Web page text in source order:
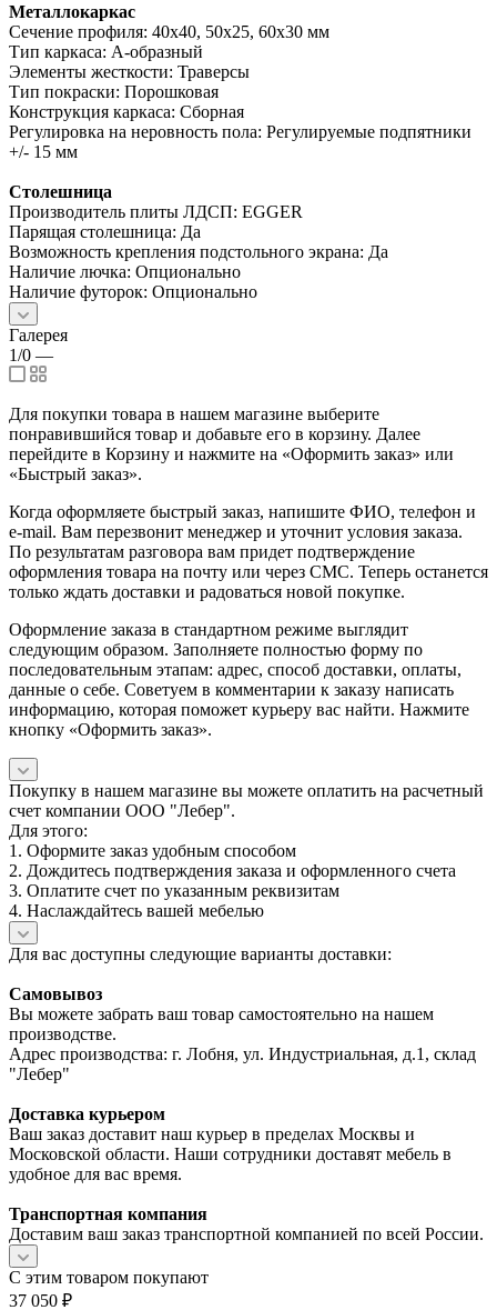
Металлокаркас
Сечение профиля: 40х40, 50х25, 60х30 мм
Тип каркаса: А-образный
Элементы жесткости: Траверсы
Тип покраски: Порошковая
Конструкция каркаса: Сборная
Регулировка на неровность пола: Регулируемые подпятники
+/- 15 мм
Столешница
Производитель плиты ЛДСП: EGGER
Парящая столешница: Да
Возможность крепления подстольного экрана: Да
Наличие лючка: Опционально
Наличие футорок: Опционально
Галерея
1/0 —
Для покупки товара в нашем магазине выберите
понравившийся товар и добавьте его в корзину. Далее
перейдите в Корзину и нажмите на «Оформить заказ» или
«Быстрый заказ».
Когда оформляете быстрый заказ, напишите ФИО, телефон и
e-mail. Вам перезвонит менеджер и уточнит условия заказа.
По результатам разговора вам придет подтверждение
оформления товара на почту или через СМС. Теперь останется
только ждать доставки и радоваться новой покупке.
Оформление заказа в стандартном режиме выглядит
следующим образом. Заполняете полностью форму по
последовательным этапам: адрес, способ доставки, оплаты,
данные о себе. Советуем в комментарии к заказу написать
информацию, которая поможет курьеру вас найти. Нажмите
кнопку «Оформить заказ».
Покупку в нашем магазине вы можете оплатить на расчетный
счет компании ООО "Лебер".
Для этого:
1. Оформите заказ удобным способом
2. Дождитесь подтверждения заказа и оформленного счета
3. Оплатите счет по указанным реквизитам
4. Наслаждайтесь вашей мебелью
Для вас доступны следующие варианты доставки:
Самовывоз
Вы можете забрать ваш товар самостоятельно на нашем
производстве.
Адрес производства: г. Лобня, ул. Индустриальная, д.1, склад
"Лебер"
Доставка курьером
Ваш заказ доставит наш курьер в пределах Москвы и
Московской области. Наши сотрудники доставят мебель в
удобное для вас время.
Транспортная компания
Доставим ваш заказ транспортной компанией по всей России.
С этим товаром покупают
37 050 ₽